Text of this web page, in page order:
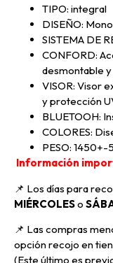
TIPO: integral
DISEÑO:
SISTEMA DE
CONFORD:
desmontable y
VISOR: Visor
y protección
BLUETOOH:
COLORES:
PESO: 1450+-
Información
📌 Los días para
MIÉRCOLESo
📌 Las compras
opción recojo en
(Este último es